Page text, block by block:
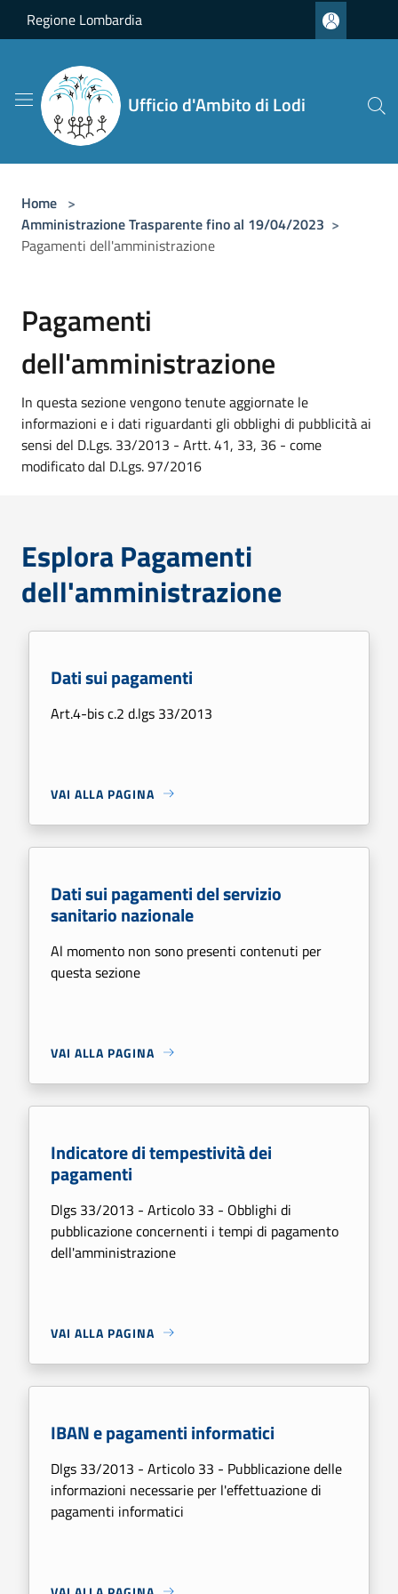
Salta al contenuto principale
Regione Lombardia
Ufficio d'Ambito di Lodi
Home >
Amministrazione Trasparente fino al 19/04/2023 >
Pagamenti dell'amministrazione
Pagamenti
dell'amministrazione
In questa sezione vengono tenute aggiornate le
informazioni e i dati riguardanti gli obblighi di pubblicità ai
sensi del D.Lgs. 33/2013 - Artt. 41, 33, 36 - come
modificato dal D.Lgs. 97/2016
Esplora Pagamenti
dell'amministrazione
Dati sui pagamenti
Art.4-bis c.2 d.lgs 33/2013
VAI ALLA PAGINA
Dati sui pagamenti del servizio
sanitario nazionale
Al momento non sono presenti contenuti per
questa sezione
VAI ALLA PAGINA
Indicatore di tempestività dei
pagamenti
Dlgs 33/2013 - Articolo 33 - Obblighi di
pubblicazione concernenti i tempi di pagamento
dell'amministrazione
VAI ALLA PAGINA
IBAN e pagamenti informatici
Dlgs 33/2013 - Articolo 33 - Pubblicazione delle
informazioni necessarie per l'effettuazione di
pagamenti informatici